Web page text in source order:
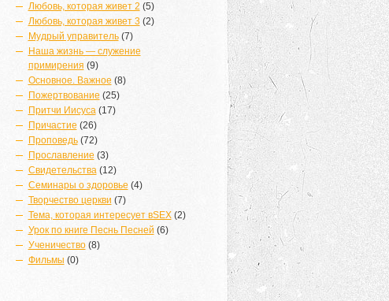
Любовь, которая живет 2 (5)
Любовь, которая живет 3(2)
Мудрый управитель(7)
Наша жизнь — служение
примирения (9)
Основное. Важное(8)
Пожертвование(25)
Притчи Иисуса(17)
Причастие(26)
Проповедь(72)
Прославление(3)
Свидетельства(12)
Семинары о здоровье (4)
Творчество церкви (7)
Тема, которая интересует вSEX(2)
Урок по книге Песнь Песней (6)
Ученичество(8)
Фильмы (0)